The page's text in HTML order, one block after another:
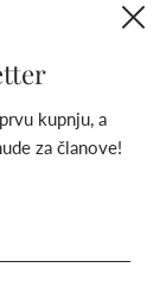
kupnju, a
za članove!